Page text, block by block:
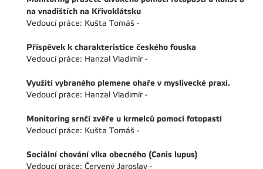
na vnadištích na Křivoklátsku
Vedoucí práce: Kušta Tomáš -
Příspěvek k charakteristice českého fouska
Vedoucí práce: Hanzal Vladimír -
Využití vybraného plemene ohaře v myslivecké praxi.
Vedoucí práce: Hanzal Vladimír -
Monitoring srnčí zvěře u krmelců pomocí fotopastí
Vedoucí práce: Kušta Tomáš -
Sociální chování vlka obecného (Canis lupus)
Vedoucí práce: Červený Jaroslav -